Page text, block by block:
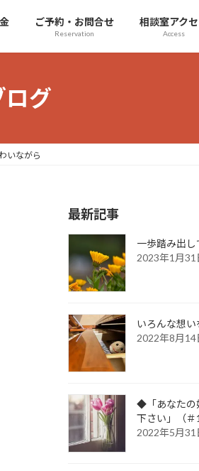
ご予約・お問合せ
Reservation
相談室アク
Access
グ
いながら
最新記事
一歩踏み出し
2023年1月31
いろんな想
2022年8月14
◆「あなたの
下さい」（＃
2022年5月31